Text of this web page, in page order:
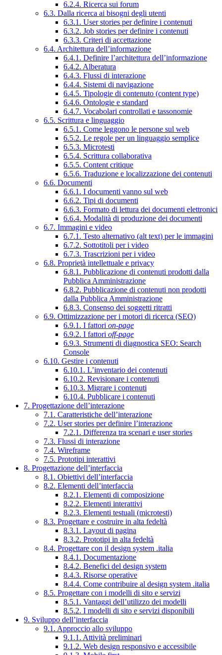
6.2.4. Ricerca sui forum
6.3. Dalla ricerca ai bisogni degli utenti
6.3.1. User stories per definire i contenuti
6.3.2. Job stories per definire i contenuti
6.3.3. Criteri di accettazione
6.4. Architettura dell’informazione
6.4.1. Definire l’architettura dell’informazione
6.4.2. Alberatura
6.4.3. Flussi di interazione
6.4.4. Sistemi di navigazione
6.4.5. Tipologie di contenuto (content type)
6.4.6. Ontologie e standard
6.4.7. Vocabolari controllati e tassonomie
6.5. Scrittura e linguaggio
6.5.1. Come leggono le persone sul web
6.5.2. Le regole per un linguaggio semplice
6.5.3. Microtesti
6.5.4. Scrittura collaborativa
6.5.5. Content critique
6.5.6. Traduzione e localizzazione dei contenuti
6.6. Documenti
6.6.1. I documenti vanno sul web
6.6.2. Tipi di documenti
6.6.3. Formato di lettura dei documenti elettronici
6.6.4. Modalità di produzione dei documenti
6.7. Immagini e video
6.7.1. Testo alternativo (alt text) per le immagini
6.7.2. Sottotitoli per i video
6.7.3. Trascrizioni per i video
6.8. Proprietà intellettuale e privacy
6.8.1. Pubblicazione di contenuti prodotti dalla
Pubblica Amministrazione
6.8.2. Pubblicazione di contenuti non prodotti
dalla Pubblica Amministrazione
6.8.3. Consenso dei soggetti ritratti
6.9. Ottimizzazione per i motori di ricerca (SEO)
6.9.1. I fattori on-page
6.9.2. I fattori off-page
6.9.3. Strumenti di diagnostica SEO: Search
Console
6.10. Gestire i contenuti
6.10.1. L’inventario dei contenuti
6.10.2. Revisionare i contenuti
6.10.3. Migrare i contenuti
6.10.4. Pubblicare i contenuti
7. Progettazione dell’interazione
7.1. Caratteristiche dell’interazione
7.2. User stories per definire l’interazione
7.2.1. Differenza tra scenari e user stories
7.3. Flussi di interazione
7.4. Wireframe
7.5. Prototipi interattivi
8. Progettazione dell’interfaccia
8.1. Obiettivi dell’interfaccia
8.2. Elementi dell’interfaccia
8.2.1. Elementi di composizione
8.2.2. Elementi interattivi
8.2.3. Elementi testuali (microtesti)
8.3. Progettare e costruire in alta fedeltà
8.3.1. Layout di pagina
8.3.2. Prototipi in alta fedeltà
8.4. Progettare con il design system .italia
8.4.1. Documentazione
8.4.2. Benefici del design system
8.4.3. Risorse operative
8.4.4. Come contribuire al design system .italia
8.5. Progettare con i modelli di sito e servizi
8.5.1. Vantaggi dell’utilizzo dei modelli
8.5.2. I modelli di sito e servizi disponibili
9. Sviluppo dell’interfaccia
9.1. Approccio allo sviluppo
9.1.1. Attività preliminari
9.1.2. Web design responsivo e accessibile